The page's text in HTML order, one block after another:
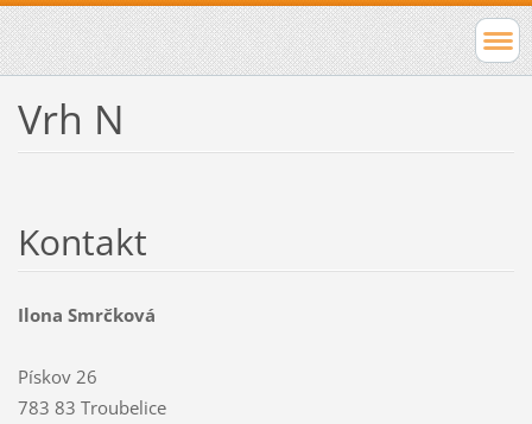
Vrh N
Kontakt
Ilona Smrčková
Pískov 26
783 83 Troubelice